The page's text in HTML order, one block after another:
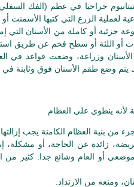
جراحيا في عظم (الفك
جزئية أو كاملة من الأسنان التي
أو اللثة أو سطح فخم عن طريق
وزراعة، وضعت قواعد في
يتم وضع طقم الأسنان فوق وثابتة في
لأنه ينطوي على العظام
من بنية العظام الكامنة يجب إزالتها.
زائدة عن الحاجة، أو
أو العام وشائع جدا. كثير من
ومنعه من الارتداد.